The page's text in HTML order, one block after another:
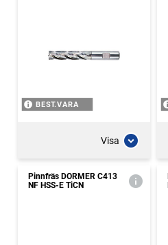
BEST.VARA
Visa
Pinnfräs DORMER C413
NF HSS-E TiCN